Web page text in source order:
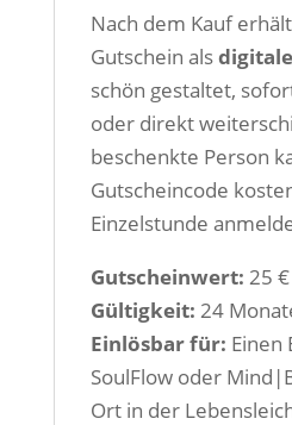
Nach dem Kauf
Gutschein als
schön gestaltet,
oder direkt
beschenkte Person
Gutscheincode
Einzelstunde
Gutscheinwert: 25 €
Gültigkeit: 24
Einlösbar für: Einen
SoulFlow oder
Ort in der